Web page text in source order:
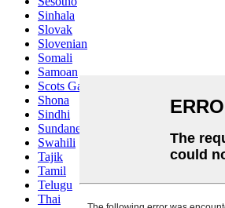
Sinhala
Slovak
Slovenian
Somali
Samoan
Scots Gaelic
Shona
Sindhi
Sundanese
Swahili
Tajik
Tamil
Telugu
Thai